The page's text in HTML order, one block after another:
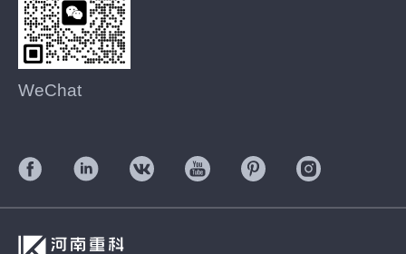
WeChat